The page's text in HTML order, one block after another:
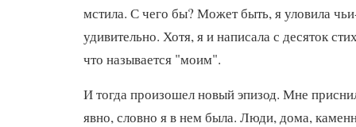
мстила. С чего бы? Может быть, я уловила
удивительно. Хотя, я и написала с десяток
что называется "моим".
И тогда произошел новый эпизод. Мне
явно, словно я в нем была. Люди, дома,